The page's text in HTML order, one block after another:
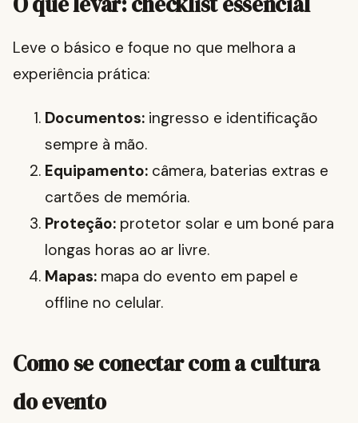
Leve o básico e foque no que melhora a
experiência prática:
Documentos: ingresso e identificação
sempre à mão.
Equipamento: câmera, baterias extras e
cartões de memória.
Proteção: protetor solar e um boné para
longas horas ao ar livre.
Mapas: mapa do evento em papel e
offline no celular.
Como se conectar com a cultura
do evento